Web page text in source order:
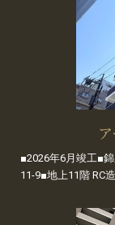
■2026年6月竣工■
11-9■地上11階 RC